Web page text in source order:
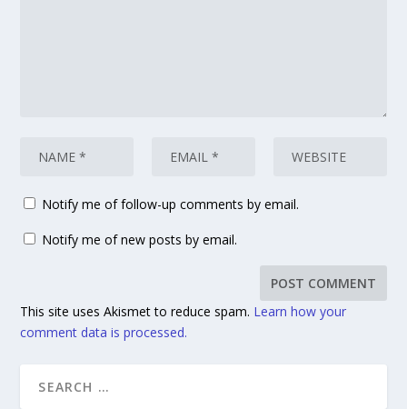
Notify me of follow-up comments by email.
Notify me of new posts by email.
This site uses Akismet to reduce spam. Learn how your
comment data is processed.